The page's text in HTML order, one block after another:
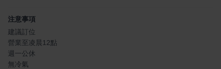
注意事項
建議訂位
營業至凌晨12點
週一公休
無冷氣